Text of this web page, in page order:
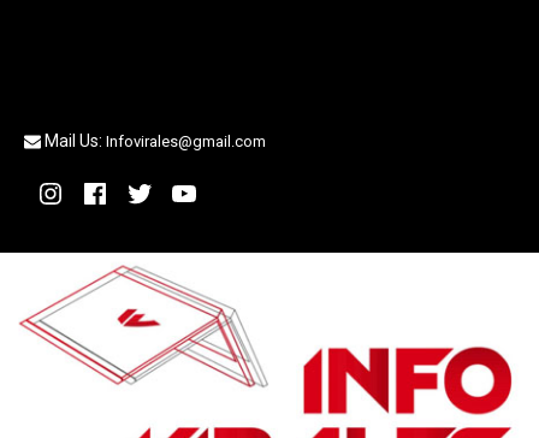
Mail Us: Infovirales@gmail.com